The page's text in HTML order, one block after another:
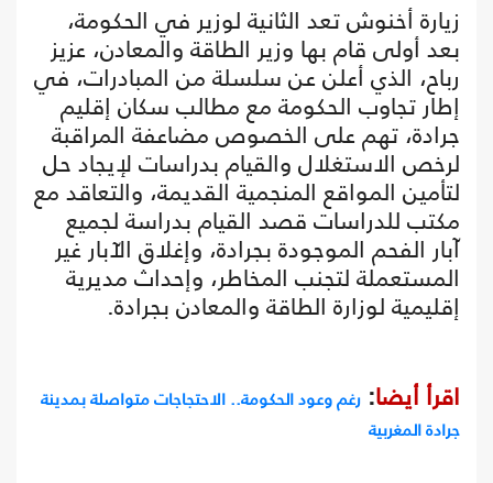
زيارة أخنوش تعد الثانية لوزير في الحكومة،
بعد أولى قام بها وزير الطاقة والمعادن، عزيز
رباح، الذي أعلن عن سلسلة من المبادرات، في
إطار تجاوب الحكومة مع مطالب سكان إقليم
جرادة، تهم على الخصوص مضاعفة المراقبة
لرخص الاستغلال والقيام بدراسات لإيجاد حل
لتأمين المواقع المنجمية القديمة، والتعاقد مع
مكتب للدراسات قصد القيام بدراسة لجميع
آبار الفحم الموجودة بجرادة، وإغلاق الآبار غير
المستعملة لتجنب المخاطر، وإحداث مديرية
إقليمية لوزارة الطاقة والمعادن بجرادة.
اقرأ أيضا: رغم وعود الحكومة.. الاحتجاجات متواصلة بمدينة
جرادة المغربية